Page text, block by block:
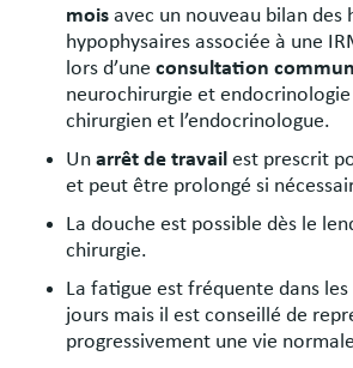
mois avec un nouveau bilan des
hypophysaires associée à une
lors d’une consultation
neurochirurgie et
chirurgien et l’endocrinologue.
Un arrêt de travail est prescrit
et peut être prolongé si
La douche est possible dès le
chirurgie.
La fatigue est fréquente dans
jours mais il est conseillé de
progressivement une vie